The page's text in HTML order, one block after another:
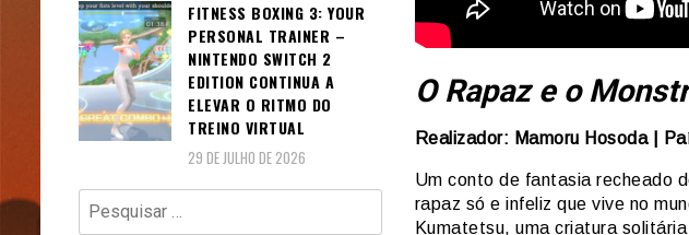
O Rapaz e o
Realizador: Mamoru Hosoda |
Um conto de fantasia recheado
rapaz só e infeliz que vive no
Kumatetsu, uma criatura
FITNESS BOXING 3: YOUR
PERSONAL TRAINER –
NINTENDO SWITCH 2
EDITION CONTINUA A
ELEVAR O RITMO DO
TREINO VIRTUAL
29 DE JULHO DE 2026
Pesquisar
por: